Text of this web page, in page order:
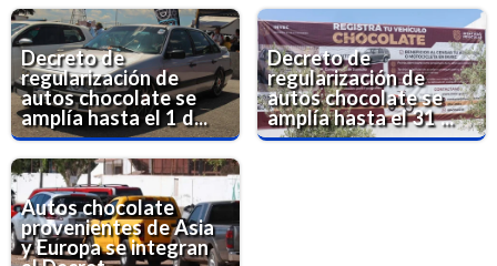
Decreto de
regularización de
autos chocolate se
amplía hasta el 1 d...
Decreto de
regularización de
autos chocolate se
amplía hasta el 31 ...
Autos chocolate
provenientes de Asia
y Europa se integran